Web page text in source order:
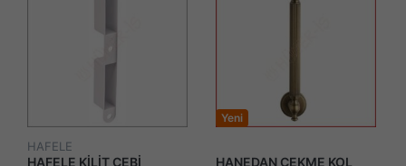
HAFELE
HAFELE KİLİT CEBİ
Yeni
HANEDAN ÇEKME KOL